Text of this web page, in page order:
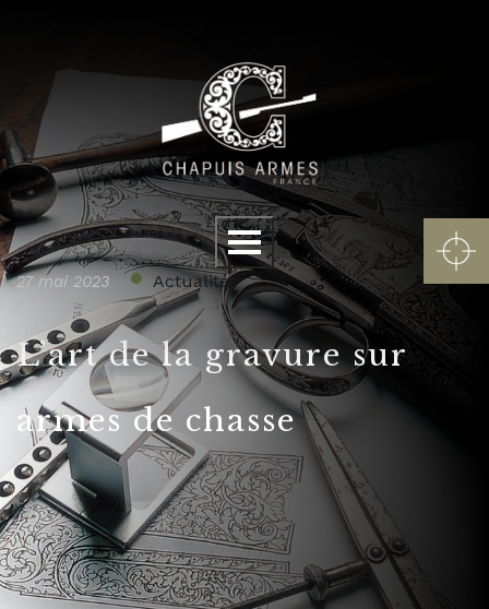
Menu
27 mai 2023 Actualités
L’art de la gravure sur
armes de chasse